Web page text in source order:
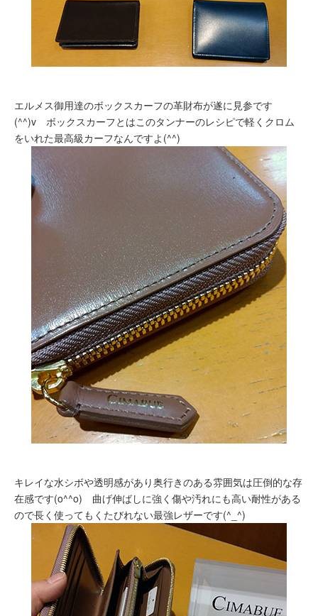
エルメス御用達のボックスカーフの革財布が遂に見参です
(^^)v ボックスカーフとはこのタンナーのレシピで軽くクロム
をいれた最高級カーフなんですよ(^^)
キレイな水シボや透明感があり奥行きのある雰囲気は圧倒的な存
在感です(o^^o) 曲げ伸ばしに強く傷や汚れにも高い耐性がある
ので長く使ってもくたびれない最強レザーです(^_^)ゞ